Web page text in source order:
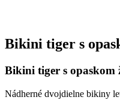
Bikini tiger s
Bikini tiger s opaskom
Nádherné dvojdielne bikiny